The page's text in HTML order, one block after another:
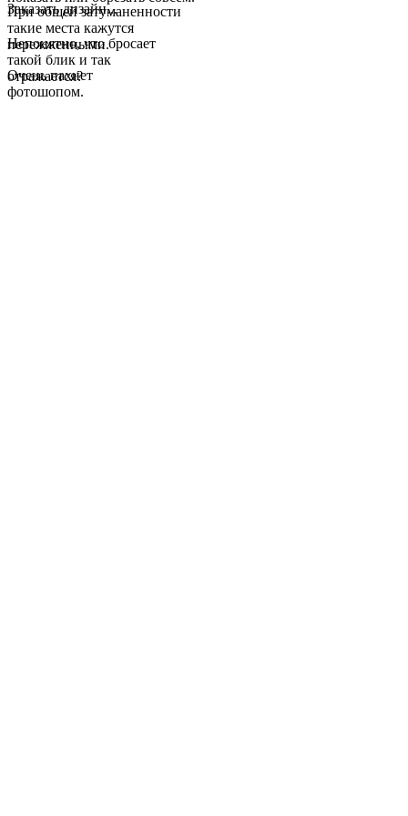
При общей затуманенности
такие места кажутся
пережженными.
Непонятно, что бросает
такой блик и так
отражается?
Очень пахнет
фотошопом.
Заказать дизайн...